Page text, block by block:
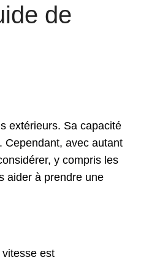
de
extérieurs. Sa capacité
Cependant, avec autant
y compris les
aider à prendre une
est